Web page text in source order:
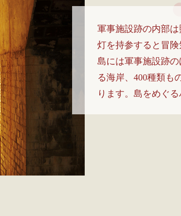
軍事施設跡の内部
灯を持参すると冒険
島には軍事施設跡
る海岸、400種類も
ります。島をめぐ